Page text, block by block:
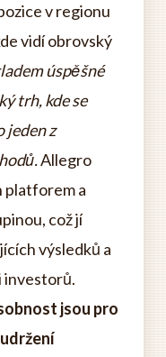
v regionu
vidí obrovský
úspěšné
trh, kde se
jeden z
Allegro
platforem a
což jí
výsledků a
investorů.
jsou pro